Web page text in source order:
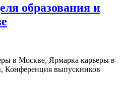
образования и
в Москве, Ярмарка карьеры в
Конференция выпускников